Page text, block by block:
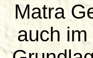
Matra
auch